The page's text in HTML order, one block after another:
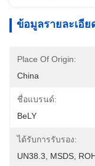
ข้อมูลรายละเอีย
Place Of Origin:
China
ชื่อแบรนด์:
BeLY
ได้รับการรับรอง:
UN38.3, MSDS,